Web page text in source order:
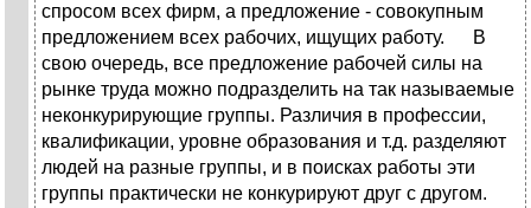
спросом всех фирм, а предложение - совокупным
предложением всех рабочих, ищущих работу. В
свою очередь, все предложение рабочей силы на
рынке труда можно подразделить на так называемые
неконкурирующие группы. Различия в профессии,
квалификации, уровне образования и т.д. разделяют
людей на разные группы, и в поисках работы эти
группы практически не конкурируют друг с другом.